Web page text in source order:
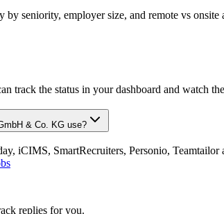
seniority, employer size, and remote vs
track the status in your dashboard and watch
& Co. KG use?
iCIMS, SmartRecruiters, Personio,
replies for you.